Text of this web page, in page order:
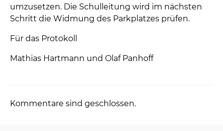
umzusetzen. Die Schulleitung wird im nächsten
Schritt die Widmung des Parkplatzes prüfen.
Für das Protokoll
Mathias Hartmann und Olaf Panhoff
Kommentare sind geschlossen.